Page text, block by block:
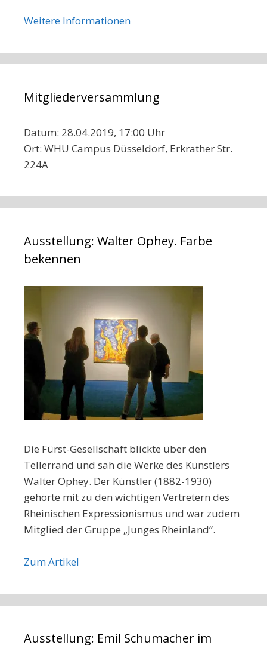
Weitere Informationen
Mitgliederversammlung
Datum: 28.04.2019, 17:00 Uhr
Ort: WHU Campus Düsseldorf, Erkrather Str.
224A
Ausstellung: Walter Ophey. Farbe
bekennen
Die Fürst-Gesellschaft blickte über den
Tellerrand und sah die Werke des Künstlers
Walter Ophey. Der Künstler (1882-1930)
gehörte mit zu den wichtigen Vertretern des
Rheinischen Expressionismus und war zudem
Mitglied der Gruppe „Junges Rheinland“.
Zum Artikel
Ausstellung: Emil Schumacher im